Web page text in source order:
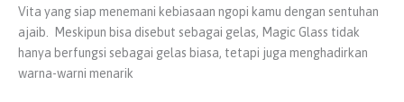
Vita yang siap menemani kebiasaan ngopi kamu dengan sentuhan
ajaib. Meskipun bisa disebut sebagai gelas, Magic Glass tidak
hanya berfungsi sebagai gelas biasa, tetapi juga menghadirkan
warna-warni menarik